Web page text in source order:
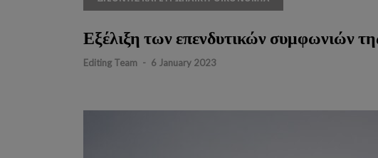
Εξέλιξη των επενδυτικών συμφωνιών
Editing Team - 6 January 2023